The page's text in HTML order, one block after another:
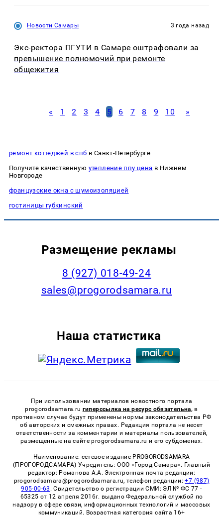
Новости Самары 3 года назад
Экс-ректора ПГУТИ в Самаре оштрафовали за
превышение полномочий при ремонте
общежития
« 1 2 3 4 5 6 7 8 9 10 »
ремонт коттеджей в спб в Санкт-Петербурге
Получите качественную утепление ппу цена в Нижнем
Новгороде
французские окна с шумоизоляцией
гостиницы губкинский
Размещение рекламы
8 (927) 018-49-24
sales@progorodsamara.ru
Наша статистика
При использовании материалов новостного портала
progorodsamara.ru гиперссылка на ресурс обязательна, в
противном случае будут применены нормы законодательства РФ
об авторских и смежных правах. Редакция портала не несет
ответственности за комментарии и материалы пользователей,
размещенные на сайте progorodsamara.ru и его субдоменах.
Наименование: сетевое издание PROGORODSAMARA
(ПРОГОРОДСАМАРА) Учредитель: ООО «Город Самара». Главный
редактор: Романова А.А. Электронная почта редакции:
progorodsamara@progorodsamara.ru, телефон редакции:+7 (987)
905-00-63 . Свидетельство о регистрации СМИ: ЭЛ № ФС 77 -
65325 от 12 апреля 2016г. выдано Федеральной службой по
надзору в сфере связи, информационных технологий и массовых
коммуникаций. Возрастная категория сайта 16+